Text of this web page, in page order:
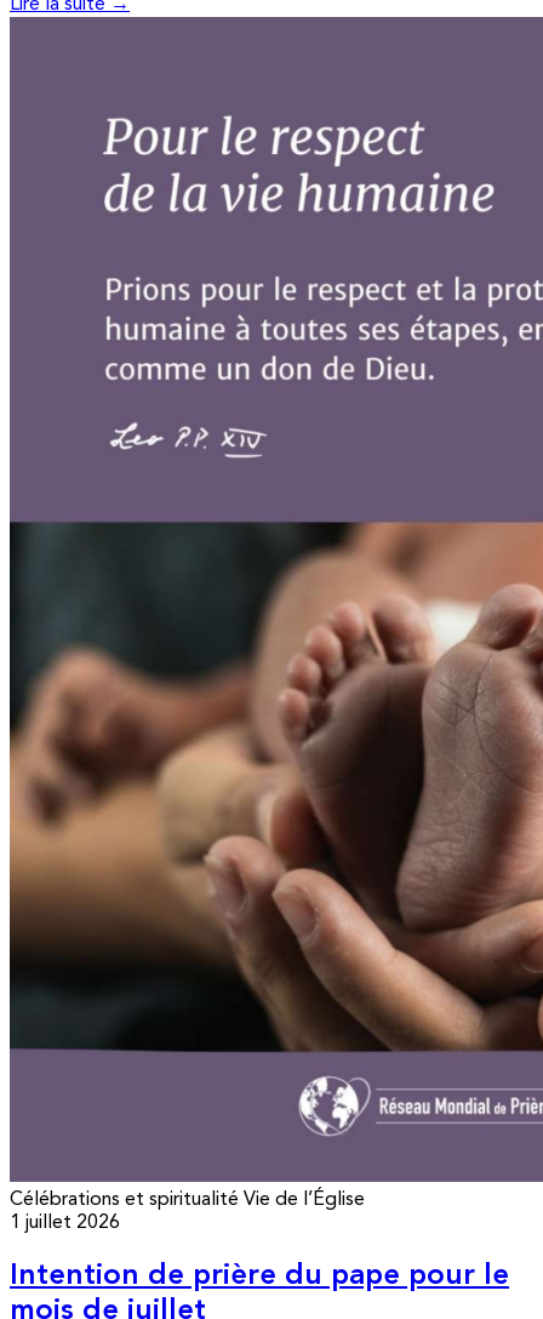
Lire la suite →
Célébrations et spiritualité Vie de l’Église
1 juillet 2026
Intention de prière du pape pour le
mois de juillet